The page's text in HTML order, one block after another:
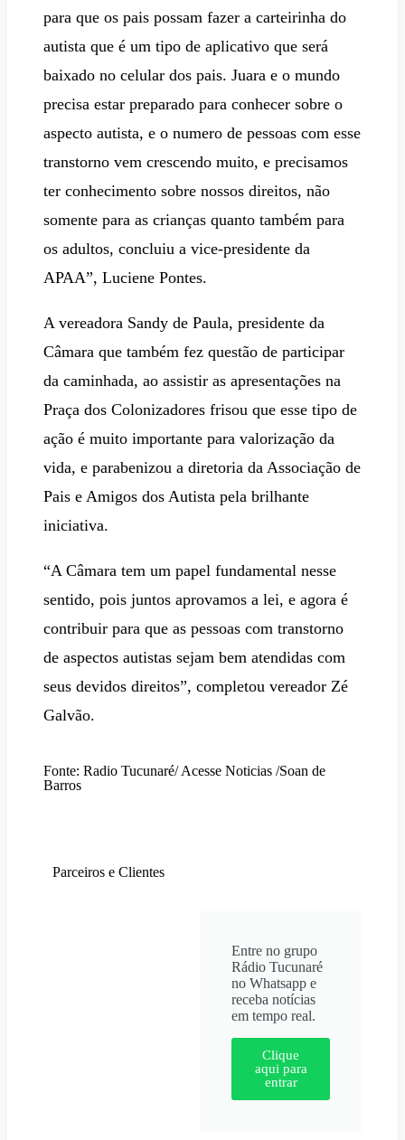
para que os pais possam fazer a carteirinha do
autista que é um tipo de aplicativo que será
baixado no celular dos pais. Juara e o mundo
precisa estar preparado para conhecer sobre o
aspecto autista, e o numero de pessoas com esse
transtorno vem crescendo muito, e precisamos
ter conhecimento sobre nossos direitos, não
somente para as crianças quanto também para
os adultos, concluiu a vice-presidente da
APAA”, Luciene Pontes.
A vereadora Sandy de Paula, presidente da
Câmara que também fez questão de participar
da caminhada, ao assistir as apresentações na
Praça dos Colonizadores frisou que esse tipo de
ação é muito importante para valorização da
vida, e parabenizou a diretoria da Associação de
Pais e Amigos dos Autista pela brilhante
iniciativa.
“A Câmara tem um papel fundamental nesse
sentido, pois juntos aprovamos a lei, e agora é
contribuir para que as pessoas com transtorno
de aspectos autistas sejam bem atendidas com
seus devidos direitos”, completou vereador Zé
Galvão.
Fonte: Radio Tucunaré/ Acesse Noticias /Soan de
Barros
Parceiros e Clientes
Entre no grupo
Rádio Tucunaré
no Whatsapp e
receba notícias
em tempo real.
Clique
aqui para
entrar